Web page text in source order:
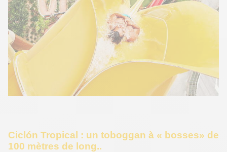
Ciclón Tropical : un toboggan à « bosses» de
100 mètres de long..